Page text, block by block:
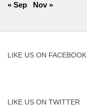
« Sep
Nov »
LIKE US ON FACEBOOK
LIKE US ON TWITTER